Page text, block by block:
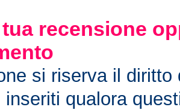
recensione
si riserva il diritto
inseriti qualora